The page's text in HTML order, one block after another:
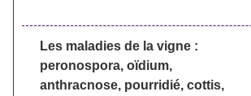
Les maladies de la vigne :
peronospora, oïdium,
anthracnose, pourridié, cottis,